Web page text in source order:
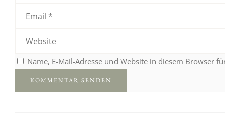
Name, E-Mail-Adresse und Website in diesem Browser